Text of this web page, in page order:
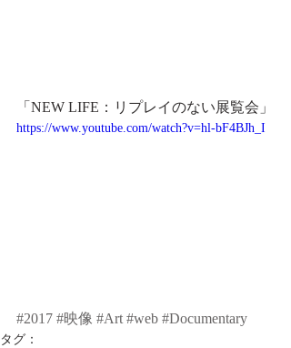
「NEW LIFE：リプレイのない展覧会」
https://www.youtube.com/watch?v=hl-bF4BJh_I
#2017 #映像 #Art #web #Documentary
タグ：